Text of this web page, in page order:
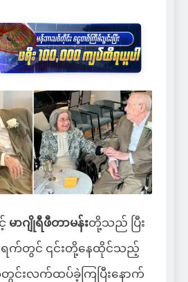
မာဂျိုရီဖီတာမန်းတို့သည် ပြီး
က်‌တွင် ၎င်းတို့နေထိုင်သည့်
င်းလက်ထပ်ခဲ့ကြပြီးနောက်